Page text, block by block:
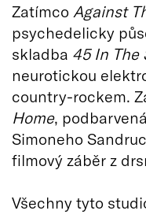
Zatímco Against
psychedelicky
skladba 45 In The
neurotickou
country-rockem.
Home,
Simoneho
filmový záběr z
Všechny tyto